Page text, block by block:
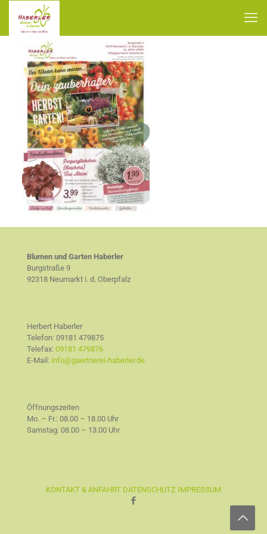
Blumen und Garten Haberler
Burgstraße 9
92318 Neumarkt i. d. Oberpfalz
Herbert Haberler
Telefon: 09181 479875
Telefax: 09181 479876
E-Mail: info@gaertnerei-haberler.de
Öffnungszeiten
Mo. – Fr.: 08.00 – 18.00 Uhr
Samstag: 08.00 – 13.00 Uhr
KONTAKT & ANFAHRT DATENSCHUTZ IMPRESSUM